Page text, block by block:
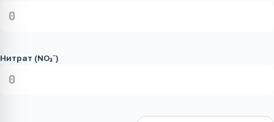
Нитрат (NO₃⁻)